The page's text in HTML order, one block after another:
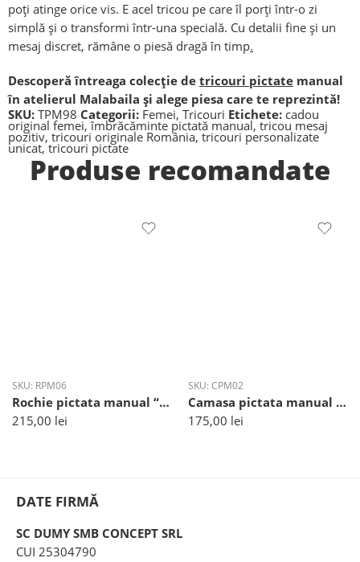
poți atinge orice vis. E acel tricou pe care îl porți într-o zi
simplă și o transformi într-una specială. Cu detalii fine și un
mesaj discret, rămâne o piesă dragă în timp.
Descoperă întreaga colecție de tricouri pictate manual
în atelierul Malabaila și alege piesa care te reprezintă!
SKU: TPM98 Categorii: Femei, Tricouri Etichete: cadou
original femei,îmbrăcăminte pictată manual, tricou mesaj
pozitiv, tricouri originale România, tricouri personalizate
unicat,tricouri pictate
Produse recomandate
SKU: RPM06
Rochie pictata manual “Le Petit Prince”
215,00 lei
SKU: CPM02
Camasa pictata manual “Stronger”
175,00 lei
DATE FIRMĂ
SC DUMY SMB CONCEPT SRL
CUI 25304790